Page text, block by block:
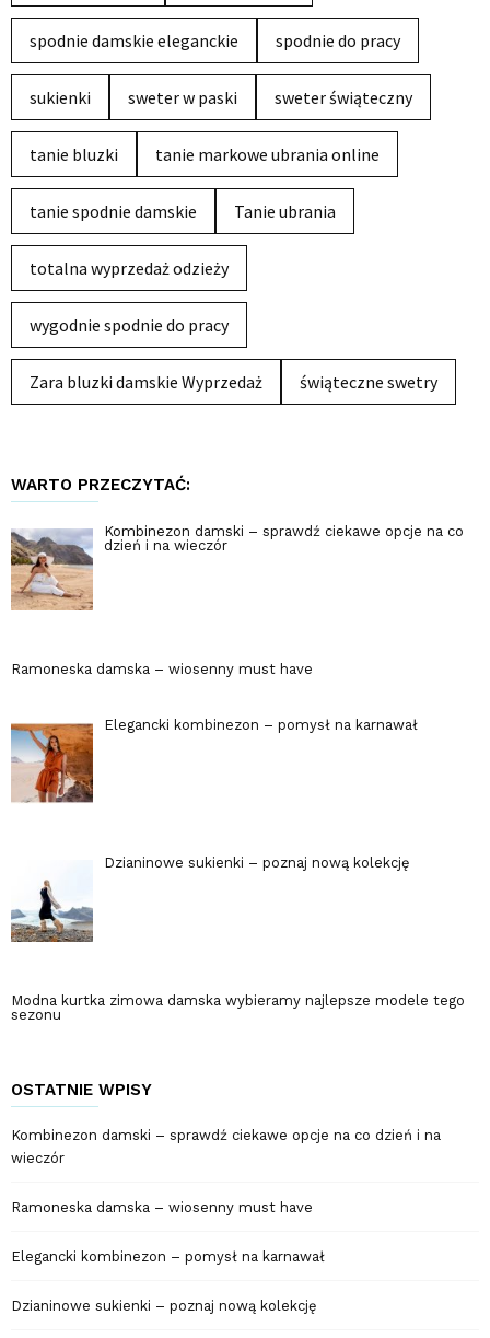
spodnie damskie eleganckie spodnie do pracy
sukienki sweter w paski sweter świąteczny
tanie bluzki tanie markowe ubrania online
tanie spodnie damskie Tanie ubrania
totalna wyprzedaż odzieży
wygodnie spodnie do pracy
Zara bluzki damskie Wyprzedaż świąteczne swetry
WARTO PRZECZYTAĆ:
Kombinezon damski – sprawdź ciekawe opcje na co
dzień i na wieczór
Ramoneska damska – wiosenny must have
Elegancki kombinezon – pomysł na karnawał
Dzianinowe sukienki – poznaj nową kolekcję
Modna kurtka zimowa damska wybieramy najlepsze modele tego
sezonu
OSTATNIE WPISY
Kombinezon damski – sprawdź ciekawe opcje na co dzień i na
wieczór
Ramoneska damska – wiosenny must have
Elegancki kombinezon – pomysł na karnawał
Dzianinowe sukienki – poznaj nową kolekcję